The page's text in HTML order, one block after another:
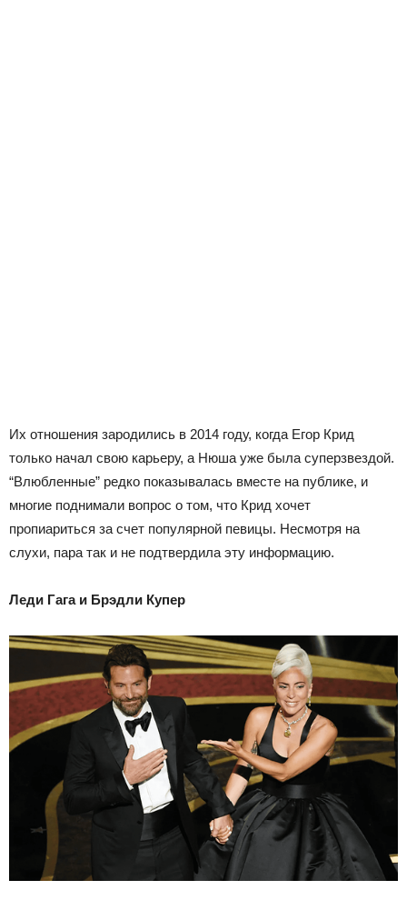
Их отношения зародились в 2014 году, когда Егор Крид
только начал свою карьеру, а Нюша уже была суперзвездой.
“Влюбленные” редко показывалась вместе на публике, и
многие поднимали вопрос о том, что Крид хочет
пропиариться за счет популярной певицы. Несмотря на
слухи, пара так и не подтвердила эту информацию.
Леди Гага и Брэдли Купер